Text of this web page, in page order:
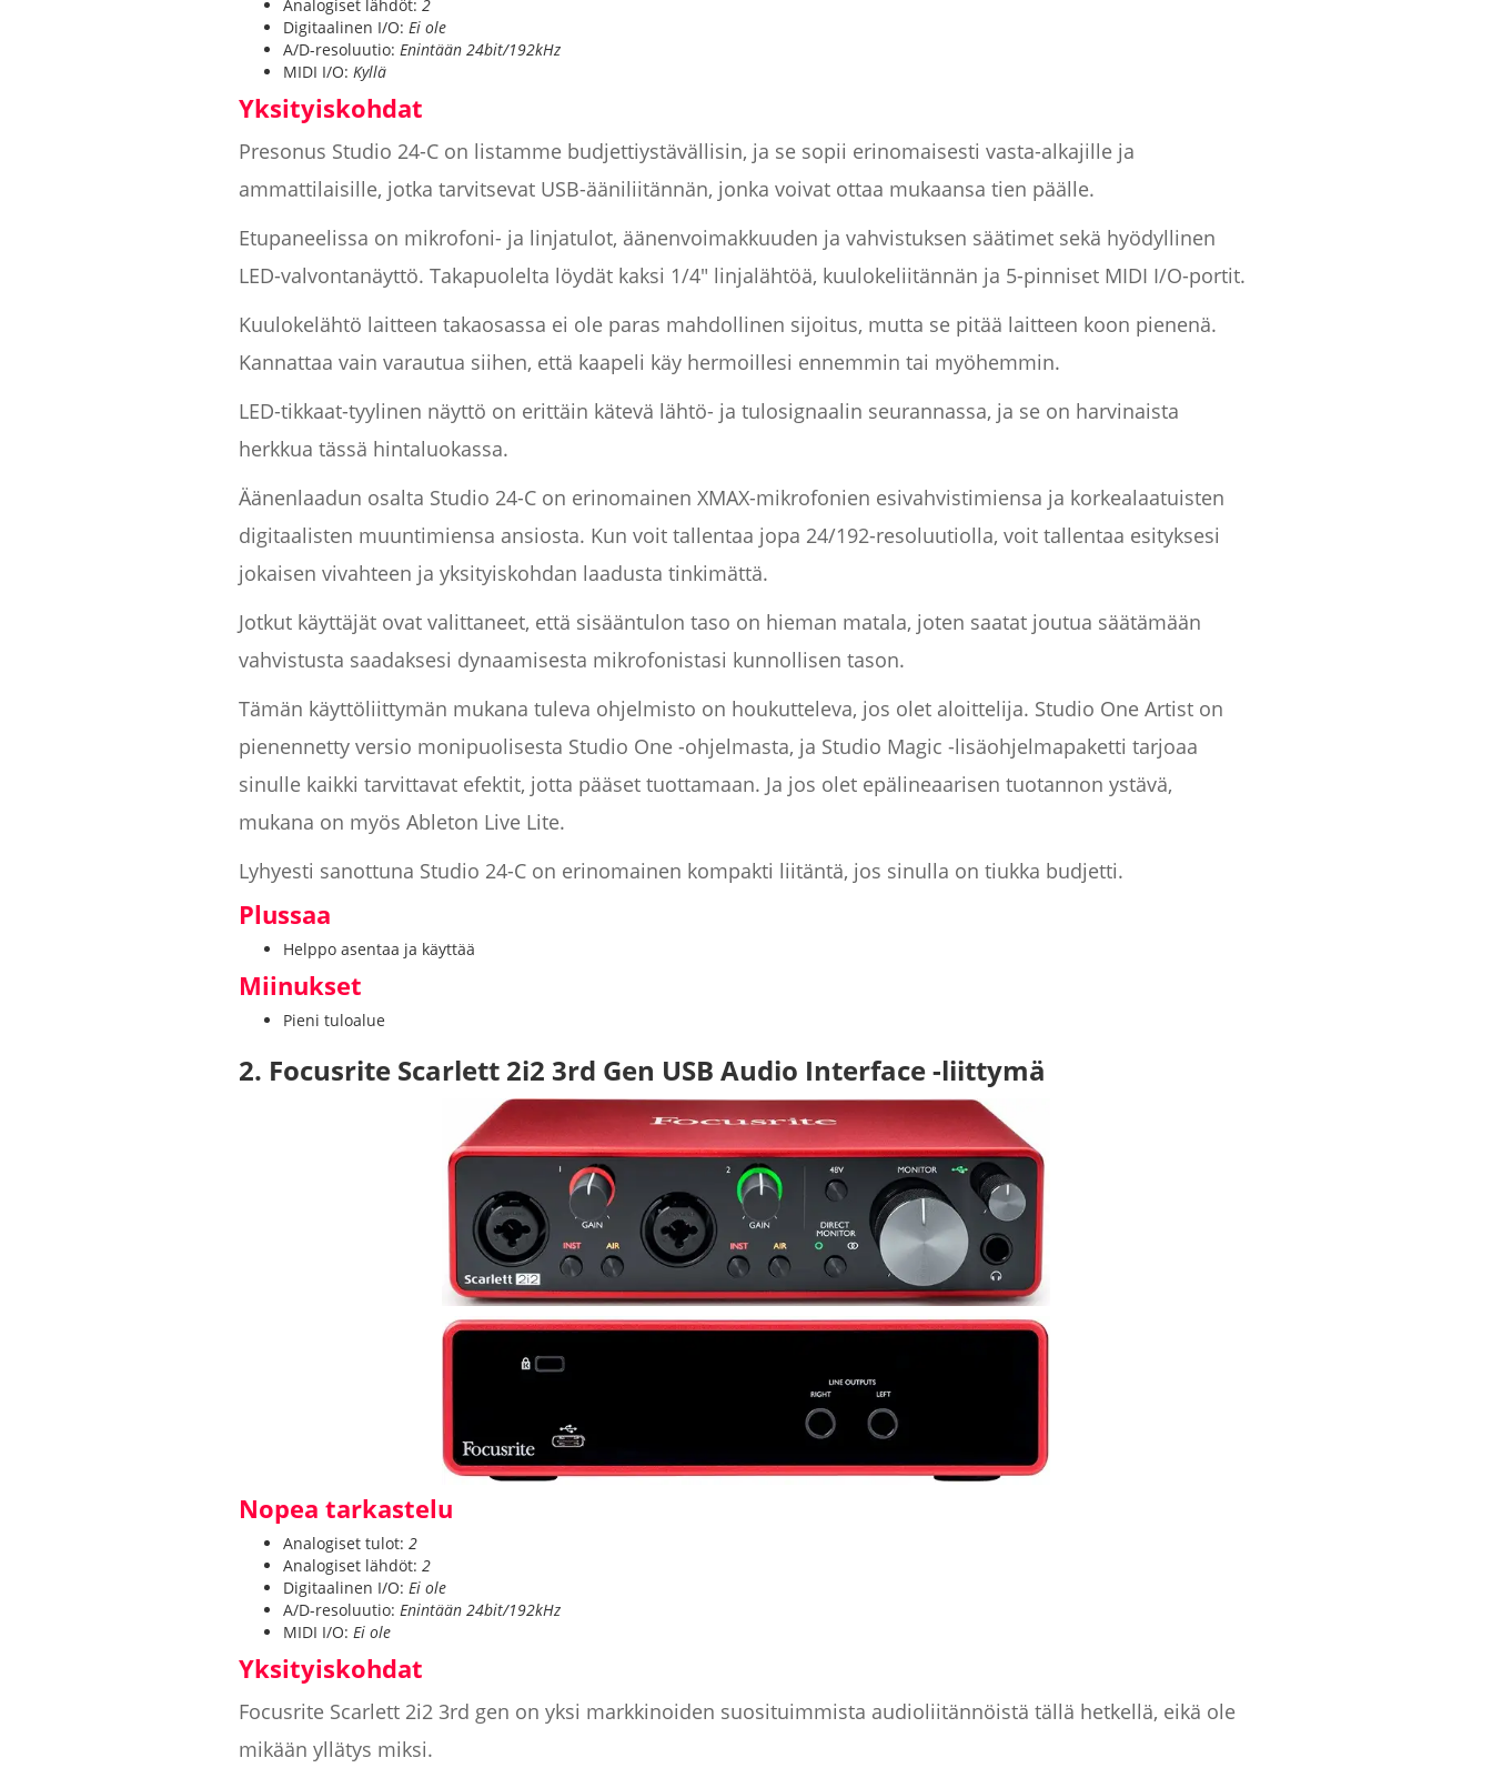
Analogiset lähdöt:2
Digitaalinen I/O:Ei ole
A/D-resoluutio:Enintään 24bit/192kHz
MIDI I/O:Kyllä
Yksityiskohdat
Presonus Studio 24-C on listamme budjettiystävällisin, ja se sopii erinomaisesti vasta-alkajille ja
ammattilaisille, jotka tarvitsevat USB-ääniliitännän, jonka voivat ottaa mukaansa tien päälle.
Etupaneelissa on mikrofoni- ja linjatulot, äänenvoimakkuuden ja vahvistuksen säätimet sekä hyödyllinen
LED-valvontanäyttö. Takapuolelta löydät kaksi 1/4" linjalähtöä, kuulokeliitännän ja 5-pinniset MIDI I/O-portit.
Kuulokelähtö laitteen takaosassa ei ole paras mahdollinen sijoitus, mutta se pitää laitteen koon pienenä.
Kannattaa vain varautua siihen, että kaapeli käy hermoillesi ennemmin tai myöhemmin.
LED-tikkaat-tyylinen näyttö on erittäin kätevä lähtö- ja tulosignaalin seurannassa, ja se on harvinaista
herkkua tässä hintaluokassa.
Äänenlaadun osalta Studio 24-C on erinomainen XMAX-mikrofonien esivahvistimiensa ja korkealaatuisten
digitaalisten muuntimiensa ansiosta. Kun voit tallentaa jopa 24/192-resoluutiolla, voit tallentaa esityksesi
jokaisen vivahteen ja yksityiskohdan laadusta tinkimättä.
Jotkut käyttäjät ovat valittaneet, että sisääntulon taso on hieman matala, joten saatat joutua säätämään
vahvistusta saadaksesi dynaamisesta mikrofonistasi kunnollisen tason.
Tämän käyttöliittymän mukana tuleva ohjelmisto on houkutteleva, jos olet aloittelija. Studio One Artist on
pienennetty versio monipuolisesta Studio One -ohjelmasta, ja Studio Magic -lisäohjelmapaketti tarjoaa
sinulle kaikki tarvittavat efektit, jotta pääset tuottamaan. Ja jos olet epälineaarisen tuotannon ystävä,
mukana on myös Ableton Live Lite.
Lyhyesti sanottuna Studio 24-C on erinomainen kompakti liitäntä, jos sinulla on tiukka budjetti.
Plussaa
Helppo asentaa ja käyttää
Miinukset
Pieni tuloalue
2. Focusrite Scarlett 2i2 3rd Gen USB Audio Interface -liittymä
Nopea tarkastelu
Analogiset tulot:2
Analogiset lähdöt:2
Digitaalinen I/O:Ei ole
A/D-resoluutio:Enintään 24bit/192kHz
MIDI I/O:Ei ole
Yksityiskohdat
Focusrite Scarlett 2i2 3rd gen on yksi markkinoiden suosituimmista audioliitännöistä tällä hetkellä, eikä ole
mikään yllätys miksi.